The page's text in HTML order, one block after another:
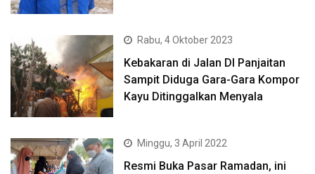
Rabu, 4 Oktober 2023
Kebakaran di Jalan DI Panjaitan
Sampit Diduga Gara-Gara Kompor
Kayu Ditinggalkan Menyala
Minggu, 3 April 2022
Resmi Buka Pasar Ramadan, ini